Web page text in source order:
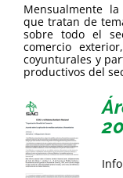
Mensualmente
que tratan de
sobre todo el
comercio
coyunturales y
productivos del